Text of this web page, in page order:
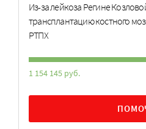
Из-за лейкоза Регине
трансплантацию костного
РТПХ
1 154 145 руб.